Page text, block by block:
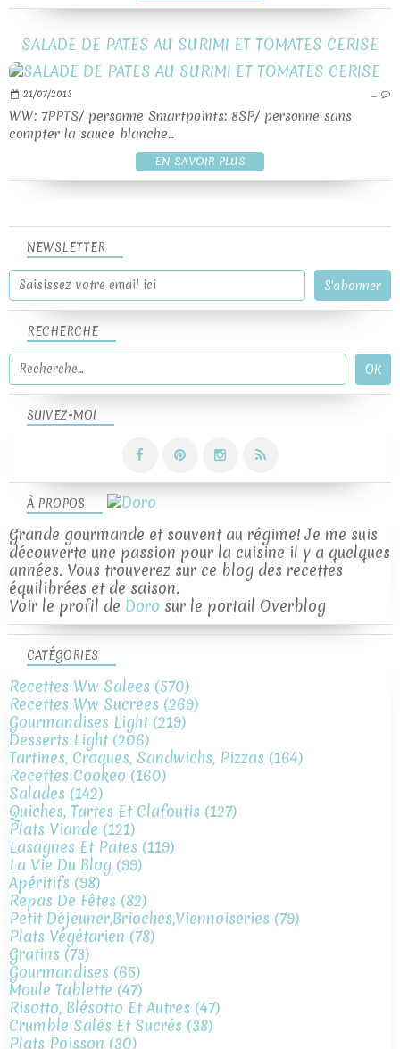
SALADE DE PATES AU SURIMI ET TOMATES CERISE
21/07/2013 …
WW: 7PPTS/ personne Smartpoints: 8SP/ personne sans
compter la sauce blanche...
EN SAVOIR PLUS
NEWSLETTER
SUIVEZ-MOI
RECHERCHE
À PROPOS
Grande gourmande et souvent au régime! Je me suis
découverte une passion pour la cuisine il y a quelques
années. Vous trouverez sur ce blog des recettes
équilibrées et de saison.
Voir le profil de Doro sur le portail Overblog
CATÉGORIES
Recettes Ww Salees (570)
Recettes Ww Sucrees (269)
Gourmandises Light(219)
Desserts Light(206)
Tartines, Croques, Sandwichs, Pizzas (164)
Recettes Cookeo (160)
Salades (142)
Quiches, Tartes Et Clafoutis (127)
Plats Viande (121)
Lasagnes Et Pates (119)
La Vie Du Blog (99)
Apéritifs (98)
Repas De Fêtes (82)
Petit Déjeuner,brioches,viennoiseries (79)
Plats Végétarien (78)
Gratins (73)
Gourmandises (65)
Moule Tablette (47)
Risotto, Blésotto Et Autres (47)
Crumble Salés Et Sucrés (38)
Plats Poisson (30)